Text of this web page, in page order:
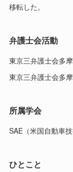
移転した。
弁護士会活動
東京三弁護士会多
東京三弁護士会多
所属学会
SAE（米国自動車
ひとこと